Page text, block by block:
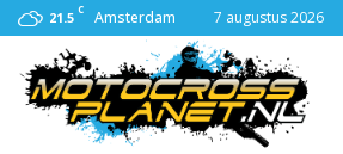
21.5 C Amsterdam 7 augustus 2026